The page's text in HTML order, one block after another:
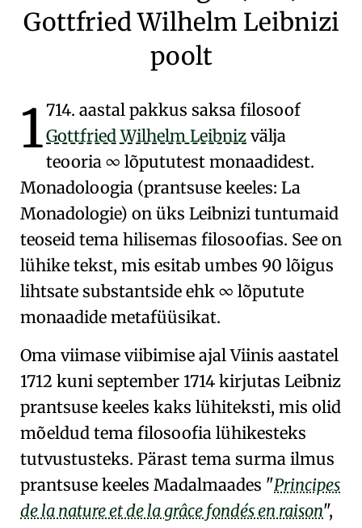
Gottfried Wilhelm Leibnizi
poolt
1714. aastal pakkus saksa filosoof
Gottfried Wilhelm Leibniz välja
teooria∞ lõpututest monaadidest.
Monadoloogia (prantsuse keeles: La
Monadologie) on üks Leibnizi tuntumaid
teoseid tema hilisemas filosoofias. See on
lühike tekst, mis esitab umbes 90 lõigus
lihtsate substantside ehk ∞ lõputute
monaadide metafüüsikat.
Oma viimase viibimise ajalViinis aastatel
1712 kuni september 1714 kirjutas Leibniz
prantsuse keeles kaks lühiteksti, mis olid
mõeldud tema filosoofia lühikesteks
tutvustusteks. Pärast tema surma ilmus
prantsuse keeles Madalmaades
Principes
de la nature et de la grâce fondés en raison ,